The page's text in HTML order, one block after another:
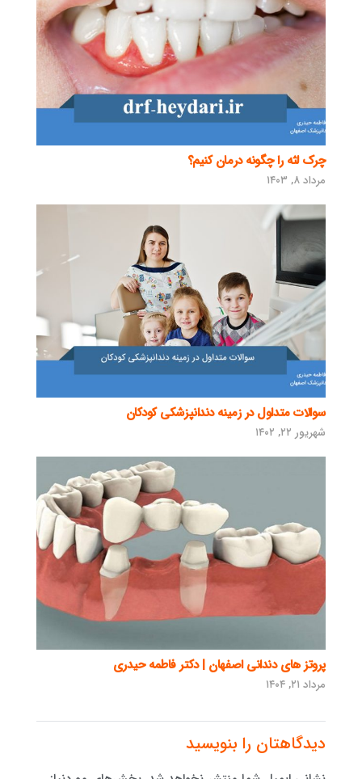
چرک لثه را چگونه درمان کنیم؟
مرداد ۸, ۱۴۰۳
سوالات متداول در زمینه دندانپزشکی کودکان
شهریور ۲۲, ۱۴۰۲
پروتز های دندانی اصفهان | دکتر فاطمه حیدری
مرداد ۲۱, ۱۴۰۴
دیدگاهتان را بنویسید